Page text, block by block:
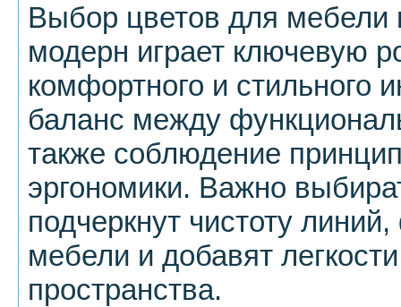
Выбор цветов для мебели
модерн играет ключевую
комфортного и стильного
баланс между
также соблюдение
эргономики. Важно
подчеркнут чистоту
мебели и добавят
пространства.